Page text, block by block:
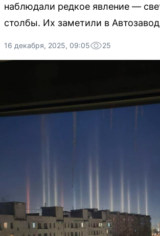
наблюдали редкое явление —
столбы. Их заметили в
16 декабря, 2025, 09:05 25